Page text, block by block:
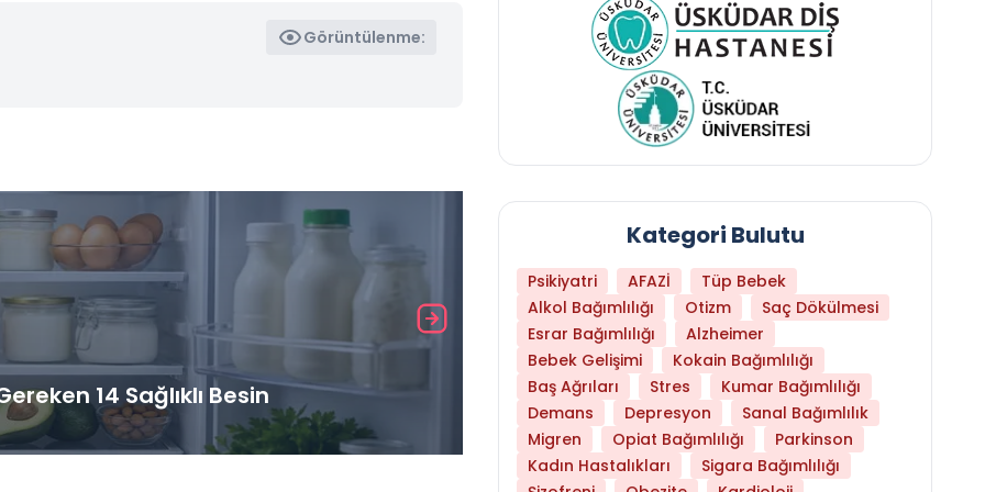
Görüntülenme:
14 Sağlıklı Besin Hangi Yaşta Hangi Testi Yaptırmanız
Kategori Bulutu
Psikiyatri AFAZİ
Tüp Bebek
Alkol Bağımlılığı
Otizm
Saç Dökülmesi
Esrar Bağımlılığı
Alzheimer
Bebek Gelişimi
Kokain Bağımlılığı
Baş Ağrıları
Stres
Kumar Bağımlılığı
Demans
Depresyon
Sanal Bağımlılık
Migren
Opiat Bağımlılığı
Parkinson
Kadın Hastalıkları
Sigara Bağımlılığı